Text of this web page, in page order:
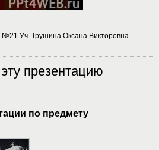
Уч. Трушина Оксана Викторовна.
презентацию
по предмету